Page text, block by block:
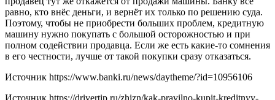
равно, кто внёс деньги, и вернёт их только по решению суда.
Поэтому, чтобы не приобрести больших проблем, кредитную
машину нужно покупать с большой осторожностью и при
полном содействии продавца. Если же есть какие-то сомнения
в его честности, лучше от такой покупки сразу отказаться.
Источник https://www.banki.ru/news/daytheme/?id=10956106
Источник https://drivertip.ru/zhizn/kak-pravilno-kupit-kreditnyy-